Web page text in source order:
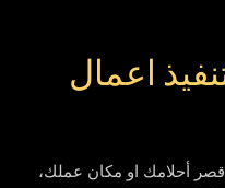
اعمال
قصر أحلامك او مكان عملك،